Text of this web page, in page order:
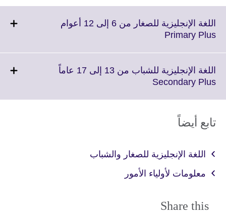
اللغة الإنجليزية للصغار من 6 إلى 12 أعوام
Primary Plus
More
information
اللغة الإنجليزية للشباب من 13 إلى 17 عاماً
Secondary Plus
تابع أيضاً
اللغة الإنجليزية للصغار والشباب
معلومات لأولياء الأمور
Share this